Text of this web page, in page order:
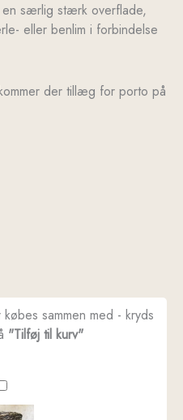
særlig stærk overflade,
eller benlim i forbindelse
der tillæg for porto på
sammen med - kryds
"Tilføj til kurv"